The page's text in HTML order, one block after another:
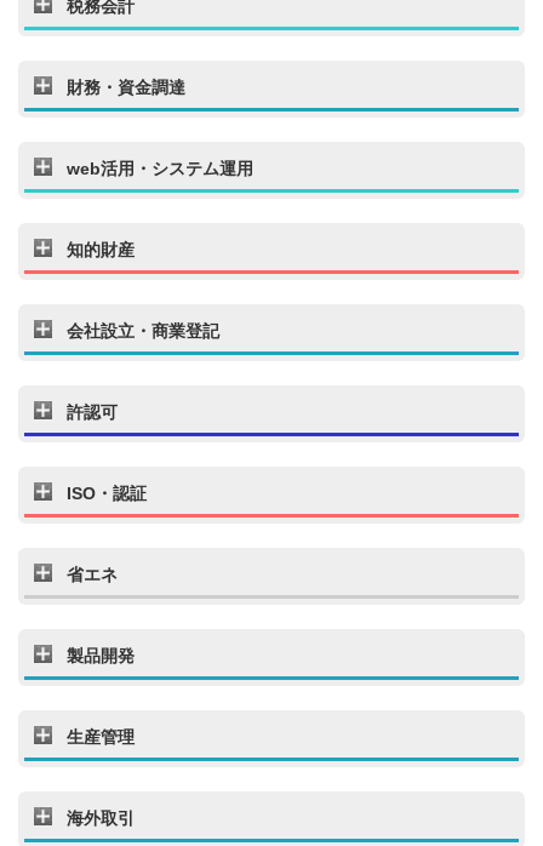
税務会計
財務・資金調達
web活用・システム運用
知的財産
会社設立・商業登記
許認可
ISO・認証
省エネ
製品開発
生産管理
海外取引